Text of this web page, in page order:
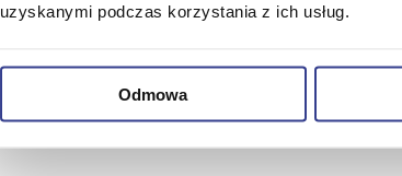
uzyskanymi podczas korzystania z ich usług.
Odmowa